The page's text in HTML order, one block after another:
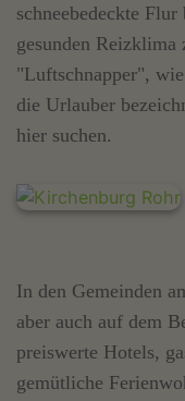
schneebedeckte
gesunden Reizklima
"Luftschnapper",
die Urlauber
hier suchen.
In den Gemeinden
aber auch auf dem
preiswerte Hotels,
gemütliche